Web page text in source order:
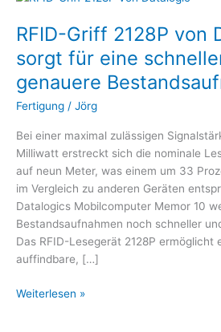
RFID-Griff 2128P von
sorgt für eine
genauere
Fertigung / Jörg
Bei einer maximal zulässigen
Milliwatt erstreckt sich die nominale
auf neun Meter, was einem um 33
im Vergleich zu anderen Geräten
Datalogics Mobilcomputer Memor 10
Bestandsaufnahmen noch schneller
Das RFID-Lesegerät 2128P ermöglicht
auffindbare, […]
2128P
Datalogic
sorgt
für
schnellere
und
genauere
Bestandsaufnahme
Weiterlesen »